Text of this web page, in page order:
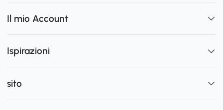
Il mio Account
Ispirazioni
sito